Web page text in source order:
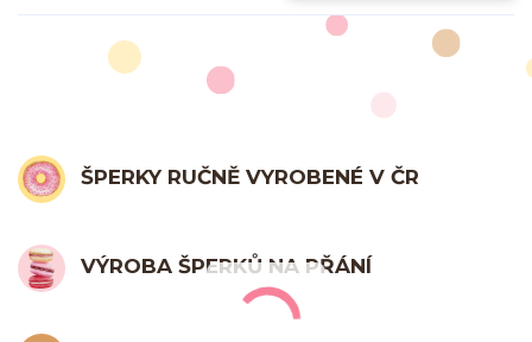
ŠPERKY RUČNĚ VYROBENÉ V ČR
VÝROBA ŠPERKŮ NA PŘÁNÍ